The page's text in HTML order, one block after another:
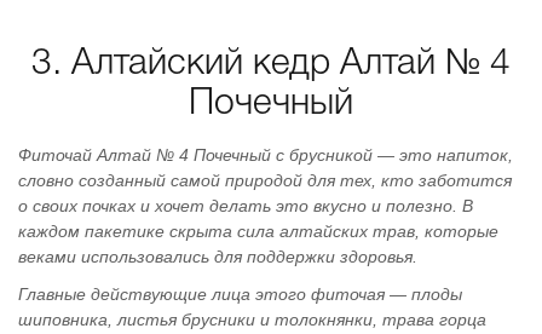
3. Алтайский кедр Алтай № 4
Почечный
Фиточай Алтай № 4 Почечный с брусникой — это напиток,
словно созданный самой природой для тех, кто заботится
о своих почках и хочет делать это вкусно и полезно. В
каждом пакетике скрыта сила алтайских трав, которые
веками использовались для поддержки здоровья.
Главные действующие лица этого фиточая — плоды
шиповника, листья брусники и толокнянки, трава горца